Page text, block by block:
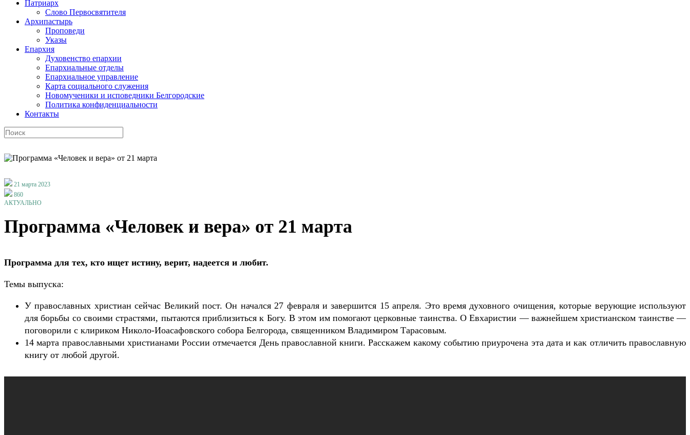
Патриарх
Слово Первосвятителя
Архипастырь
Проповеди
Указы
Епархия
Духовенство епархии
Епархиальные отделы
Епархиальное управление
Карта социального служения
Новомученики и исповедники Белгородские
Политика конфиденциальности
Контакты
21 марта 2023
860
АКТУАЛЬНО
Программа «Человек и вера» от 21 марта
Программа для тех, кто ищет истину, верит, надеется и любит.
Темы выпуска:
У православных христиан сейчас Великий пост. Он начался 27 февраля и завершится 15 апреля. Это время духовного очищения, которые верующие используют
для борьбы со своими страстями, пытаются приблизиться к Богу. В этом им помогают церковные таинства. О Евхаристии — важнейшем христианском таинстве —
поговорили с клириком Николо-Иоасафовского собора Белгорода, священником Владимиром Тарасовым.
14 марта православными христианами России отмечается День православной книги. Расскажем какому событию приурочена эта дата и как отличить православную
книгу от любой другой.